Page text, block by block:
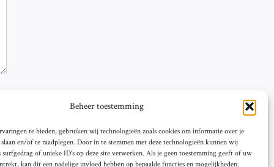
Beheer toestemming
te bieden, gebruiken wij technologieën zoals cookies om informatie over je
en/of te raadplegen. Door in te stemmen met deze technologieën kunnen wij
surfgedrag of unieke ID's op deze site verwerken. Als je geen toestemming geeft of uw
kan dit een nadelige invloed hebben op bepaalde functies en mogelijkheden.